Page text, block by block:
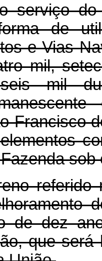
serviço do
de
e Vias
mil,
mil
Francisco
sob
referido
de dez
que